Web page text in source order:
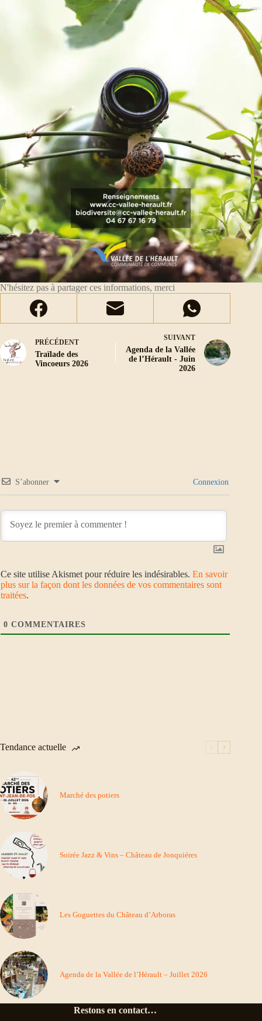
N'hésitez pas à partager ces informations, merci
PRÉCÉDENT
Traïlade des
Vincoeurs 2026
SUIVANT
Agenda de la Vallée
de l’Hérault - Juin
2026
S’abonner Connexion
Ce site utilise Akismet pour réduire les indésirables. En savoir
plus sur la façon dont les données de vos commentaires sont
traitées.
0 COMMENTAIRES
Tendance actuelle
Marché des potiers
Soirée Jazz & Vins – Château de Jonquiéres
Les Goguettes du Château d’Arboras
Agenda de la Vallée de l’Hérault – Juillet 2026
Restons en contact…